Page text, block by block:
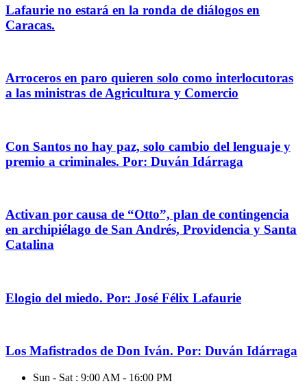
Lafaurie no estará en la ronda de diálogos en
Caracas.
Arroceros en paro quieren solo como interlocutoras
a las ministras de Agricultura y Comercio
Con Santos no hay paz, solo cambio del lenguaje y
premio a criminales. Por: Duván Idárraga
Activan por causa de “Otto”, plan de contingencia
en archipiélago de San Andrés, Providencia y Santa
Catalina
Elogio del miedo. Por: José Félix Lafaurie
Los Mafistrados de Don Iván. Por: Duván Idárraga
Sun - Sat : 9:00 AM - 16:00 PM